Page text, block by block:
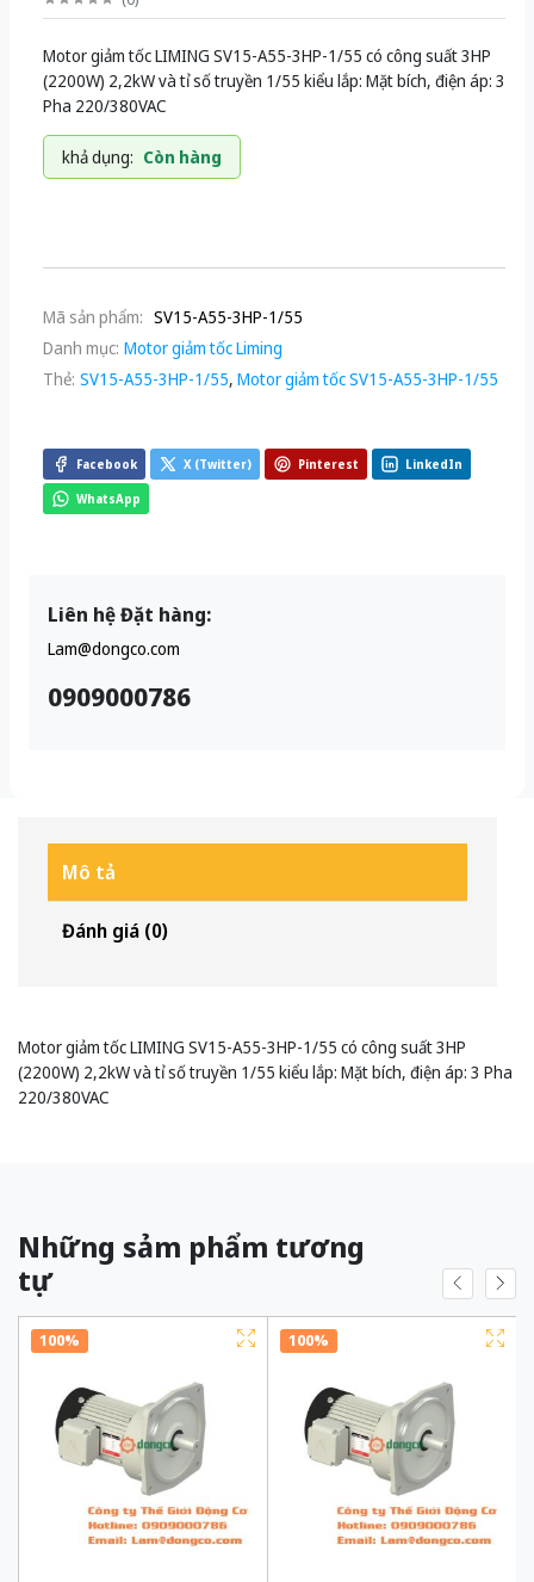
Motor giảm tốc LIMING SV15-A55-3HP-1/55 có công suất 3HP
(2200W) 2,2kW và tỉ số truyền 1/55 kiểu lắp: Mặt bích, điện áp: 3
Pha 220/380VAC
khả dụng: Còn hàng
Mã sản phẩm: SV15-A55-3HP-1/55
Danh mục: Motor giảm tốc Liming
Thẻ: SV15-A55-3HP-1/55, Motor giảm tốc SV15-A55-3HP-1/55
Facebook X (Twitter) Pinterest LinkedIn
WhatsApp
Liên hệ Đặt hàng:
Lam@dongco.com
0909000786
Mô tả
Đánh giá (0)
Motor giảm tốc LIMING SV15-A55-3HP-1/55 có công suất 3HP
(2200W) 2,2kW và tỉ số truyền 1/55 kiểu lắp: Mặt bích, điện áp: 3 Pha
220/380VAC
Những sảm phẩm tương
tự
100% 100%